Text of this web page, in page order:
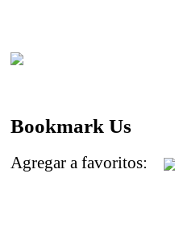
Bookmark Us
Agregar a favoritos: